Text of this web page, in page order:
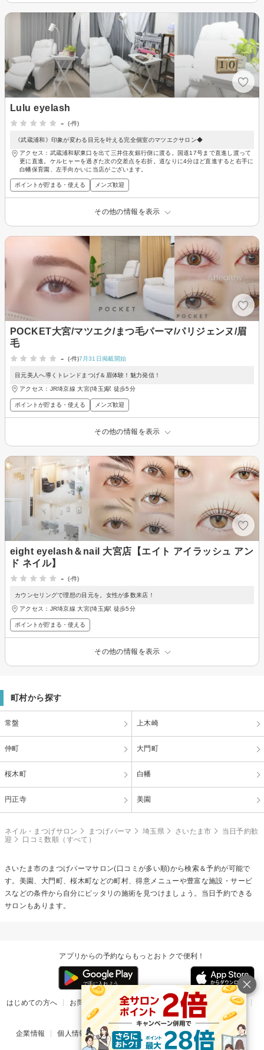
Lulu eyelash
-
(-件)
《武蔵浦和》印象が変わる目元を叶える完全個室のマツエクサロン◆
アクセス：武蔵浦和駅東口を出て三井住友銀行側に渡る。国道17号まで直進し渡って
更に直進。ケルヒャーを過ぎた次の交差点を右折。道なりに4分ほど直進すると右手に
白幡保育園、左手向かいに当店がございます。
ポイントが貯まる・使える メンズ歓迎
その他の情報を表示
POCKET大宮/マツエク/まつ毛パーマ/パリジェンヌ/眉
毛
-
(-件)7月31日掲載開始
目元美人へ導くトレンドまつげ＆眉体験！魅力発信！
アクセス：JR埼京線 大宮(埼玉)駅 徒歩5分
ポイントが貯まる・使える メンズ歓迎
その他の情報を表示
eight eyelash＆nail 大宮店【エイト アイラッシュ アン
ド ネイル】
-
(-件)
カウンセリングで理想の目元を。女性が多数来店！
アクセス：JR埼京線 大宮(埼玉)駅 徒歩5分
ポイントが貯まる・使える
その他の情報を表示
町村から探す
常盤 上木崎
仲町 大門町
桜木町 白幡
円正寺 美園
ネイル・まつげサロン まつげパーマ 埼玉県 さいたま市
当日予約歓
迎
口コミ数順（すべて）
さいたま市のまつげパーマサロン(口コミが多い順)から検索＆予約が可能で
す。美園、大門町、桜木町などの町村、得意メニューや豊富な施設・サービ
スなどの条件から自分にピッタリの施術を見つけましょう。当日予約できる
サロンもあります。
アプリからの予約ならもっとおトクで便利！
はじめての方へ お問い合わせ ヘルプ リリース情報
利用規約
掲載ご希望のサロン様
企業情報 個人情報保護方針 楽天のサービス一覧 アプリ一覧